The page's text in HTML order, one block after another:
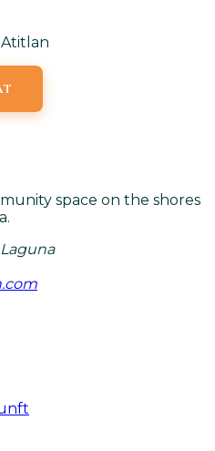
space on the shores